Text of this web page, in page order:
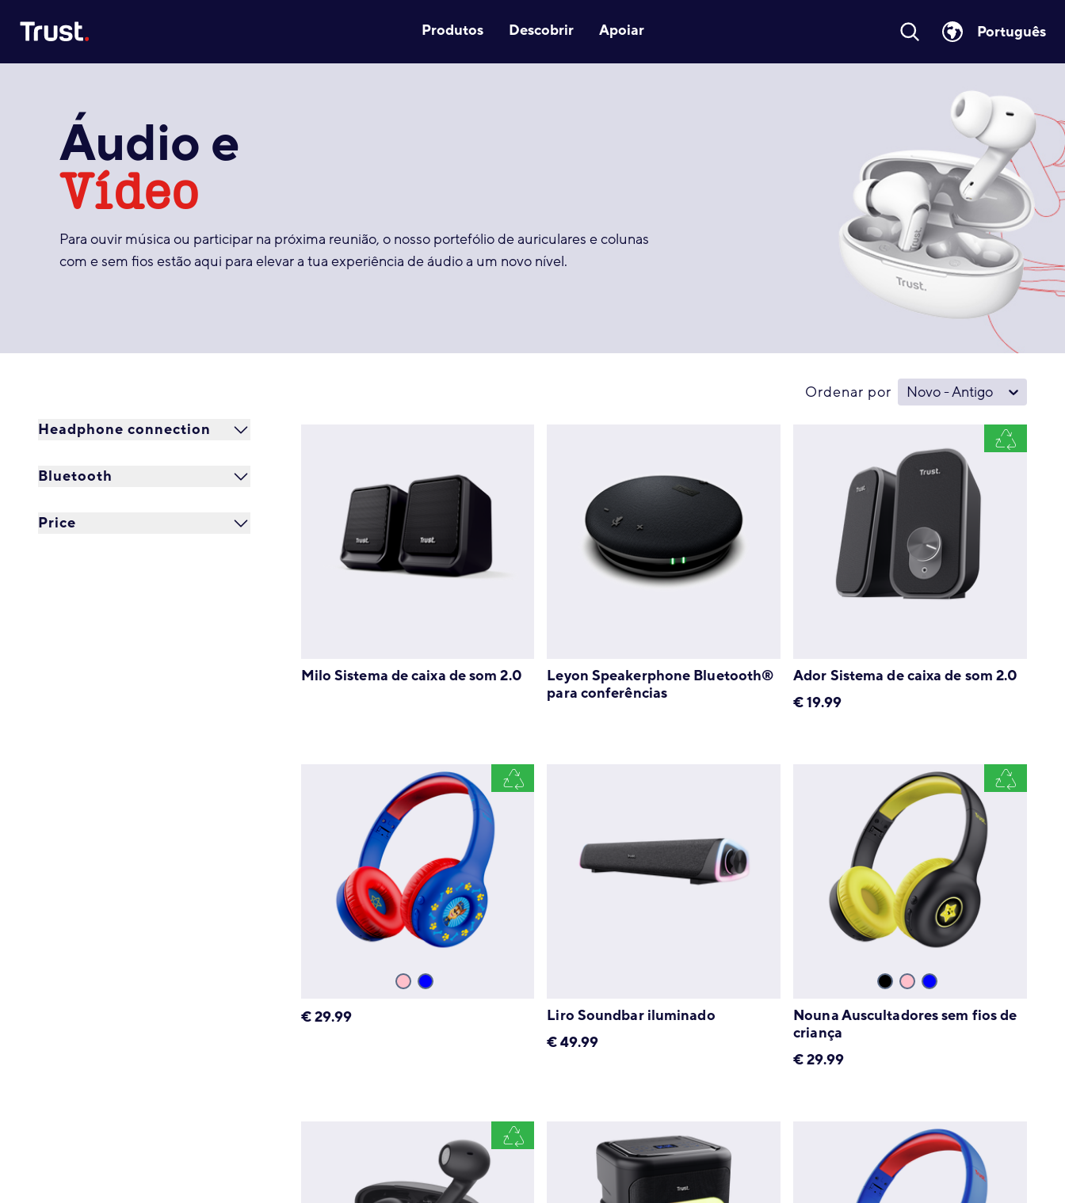
Produtos Descobrir Apoiar Português
Áudio e
Vídeo
Para ouvir música ou participar na próxima reunião, o nosso portefólio de auriculares e colunas
com e sem fios estão aqui para elevar a tua experiência de áudio a um novo nível.
Headphone connection
Bluetooth
Price
Ordenar por Novo - Antigo
Milo Sistema de caixa de som 2.0
Leyon Speakerphone Bluetooth®
para conferências
Ador Sistema de caixa de som 2.0
€19.99
€29.99
Liro Soundbar iluminado
€49.99
Nouna Auscultadores sem fios de
criança
€29.99